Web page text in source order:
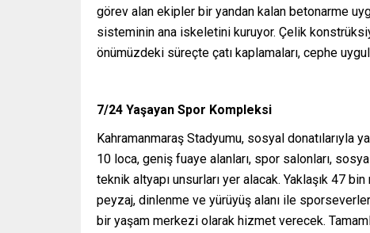
görev alan ekipler bir yandan kalan betonarme
sisteminin ana iskeletini kuruyor. Çelik
önümüzdeki süreçte çatı kaplamaları, cephe
7/24 Yaşayan Spor Kompleksi
Kahramanmaraş Stadyumu, sosyal donatılarıyla
10 loca, geniş fuaye alanları, spor salonları,
teknik altyapı unsurları yer alacak. Yaklaşık 47
peyzaj, dinlenme ve yürüyüş alanı ile
bir yaşam merkezi olarak hizmet verecek.